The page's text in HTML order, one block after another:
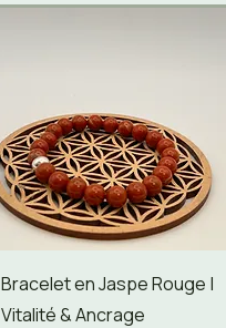
Aperçu rapide
Bracelet en Jaspe Rouge |
Vitalité & Ancrage